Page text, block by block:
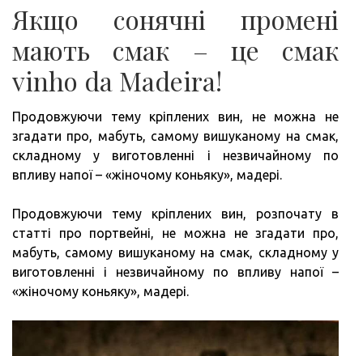
Якщо сонячні промені
мають смак – це смак
vinho da Madeira!
Продовжуючи тему кріплених вин, не можна не
згадати про, мабуть, самому вишуканому на смак,
складному у виготовленні і незвичайному по
впливу напої – «жіночому коньяку», мадері.
Продовжуючи тему кріплених вин, розпочату в
статті про портвейні, не можна не згадати про,
мабуть, самому вишуканому на смак, складному у
виготовленні і незвичайному по впливу напої –
«жіночому коньяку», мадері.